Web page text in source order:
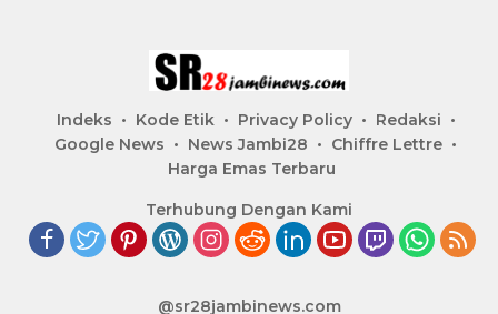
Indeks Kode Etik Privacy Policy
Redaksi
Google News
News Jambi28
Chiffre Lettre
Harga Emas Terbaru
Terhubung Dengan Kami
@sr28jambinews.com